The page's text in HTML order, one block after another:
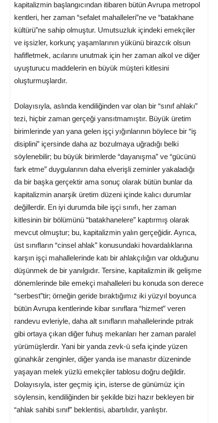
kapitalizmin başlangıcından itibaren bütün Avrupa metropol
kentleri, her zaman “sefalet mahalleleri”ne ve “batakhane
kültürü”ne sahip olmuştur. Umutsuzluk içindeki emekçiler
ve işsizler, korkunç yaşamlarının yükünü birazcık olsun
hafifletmek, acılarını unutmak için her zaman alkol ve diğer
uyuşturucu maddelerin en büyük müşteri kitlesini
oluşturmuşlardır.
Dolayısıyla, aslında kendiliğinden var olan bir “sınıf ahlakı”
tezi, hiçbir zaman gerçeği yansıtmamıştır. Büyük üretim
birimlerinde yan yana gelen işçi yığınlarının böylece bir “iş
disiplini” içersinde daha az bozulmaya uğradığı belki
söylenebilir; bu büyük birimlerde “dayanışma” ve “gücünü
fark etme” duygularının daha elverişli zeminler yakaladığı
da bir başka gerçektir ama sonuç olarak bütün bunlar da
kapitalizmin anarşik üretim düzeni içinde kalıcı durumlar
değillerdir. En iyi durumda bile işçi sınıfı, her zaman
kitlesinin bir bölümünü “batakhanelere” kaptırmış olarak
mevcut olmuştur; bu, kapitalizmin yalın gerçeğidir. Ayrıca,
üst sınıfların “cinsel ahlak” konusundaki hovardalıklarına
karşın işçi mahallelerinde katı bir ahlakçılığın var olduğunu
düşünmek de bir yanılgıdır. Tersine, kapitalizmin ilk gelişme
dönemlerinde bile emekçi mahalleleri bu konuda son derece
“serbest”tir; örneğin geride bıraktığımız iki yüzyıl boyunca
bütün Avrupa kentlerinde kibar sınıflara “hizmet” veren
randevu evleriyle, daha alt sınıfların mahallelerinde pıtrak
gibi ortaya çıkan diğer fuhuş mekanları her zaman paralel
yürümüşlerdir. Yani bir yanda zevk-ü sefa içinde yüzen
günahkâr zenginler, diğer yanda ise manastır düzeninde
yaşayan melek yüzlü emekçiler tablosu doğru değildir.
Dolayısıyla, ister geçmiş için, isterse de günümüz için
söylensin, kendiliğinden bir şekilde bizi hazır bekleyen bir
“ahlak sahibi sınıf” beklentisi, abartılıdır, yanlıştır.